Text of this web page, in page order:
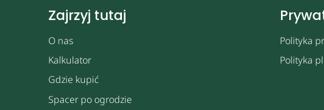
Zajrzyj tutaj
O nas
Kalkulator
Gdzie kupić
Spacer po ogrodzie
Polityka
Polityka